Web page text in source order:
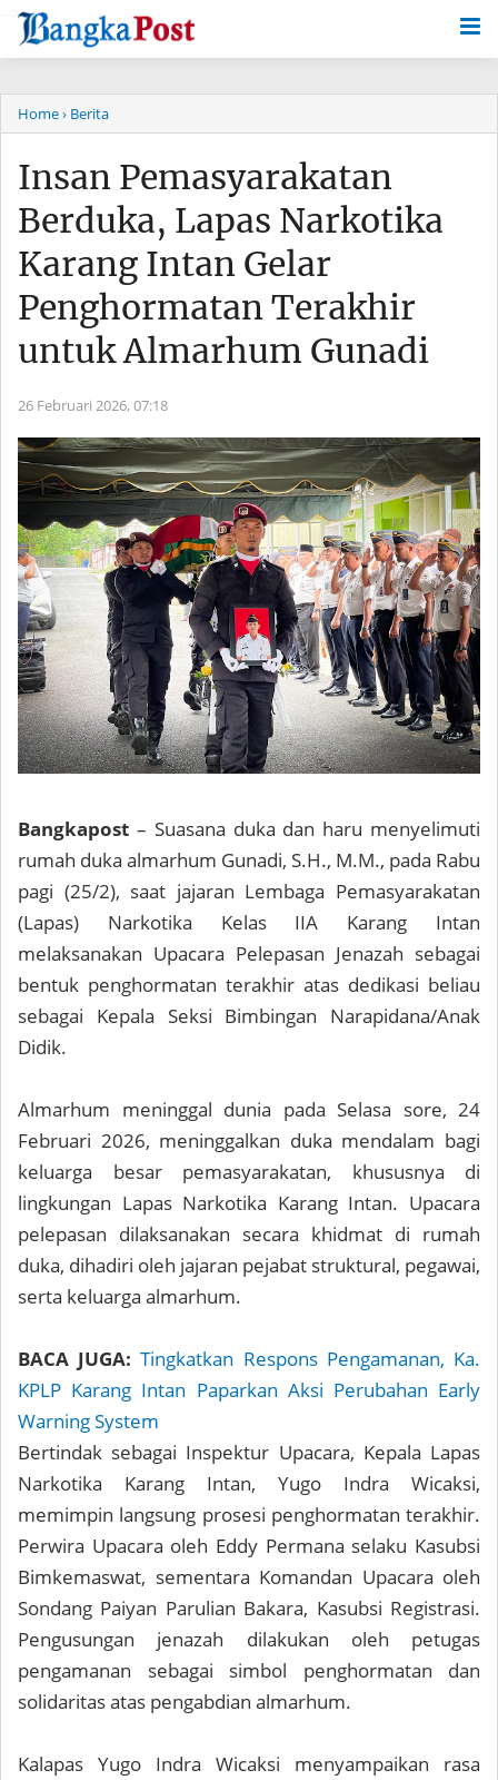
-->
Home› Berita
Insan Pemasyarakatan
Berduka, Lapas Narkotika
Karang Intan Gelar
Penghormatan Terakhir
untuk Almarhum Gunadi
26 Februari 2026, 07:18
Bangkapost – Suasana duka dan haru menyelimuti
rumah duka almarhum Gunadi, S.H., M.M., pada Rabu
pagi (25/2), saat jajaran Lembaga Pemasyarakatan
(Lapas) Narkotika Kelas IIA Karang Intan
melaksanakan Upacara Pelepasan Jenazah sebagai
bentuk penghormatan terakhir atas dedikasi beliau
sebagai Kepala Seksi Bimbingan Narapidana/Anak
Didik.
Almarhum meninggal dunia pada Selasa sore, 24
Februari 2026, meninggalkan duka mendalam bagi
keluarga besar pemasyarakatan, khususnya di
lingkungan Lapas Narkotika Karang Intan. Upacara
pelepasan dilaksanakan secara khidmat di rumah
duka, dihadiri oleh jajaran pejabat struktural, pegawai,
serta keluarga almarhum.
BACA JUGA: Tingkatkan Respons Pengamanan, Ka.
KPLP Karang Intan Paparkan Aksi Perubahan Early
Warning System
Bertindak sebagai Inspektur Upacara, Kepala Lapas
Narkotika Karang Intan, Yugo Indra Wicaksi,
memimpin langsung prosesi penghormatan terakhir.
Perwira Upacara oleh Eddy Permana selaku Kasubsi
Bimkemaswat, sementara Komandan Upacara oleh
Sondang Paiyan Parulian Bakara, Kasubsi Registrasi.
Pengusungan jenazah dilakukan oleh petugas
pengamanan sebagai simbol penghormatan dan
solidaritas atas pengabdian almarhum.
Kalapas Yugo Indra Wicaksi menyampaikan rasa